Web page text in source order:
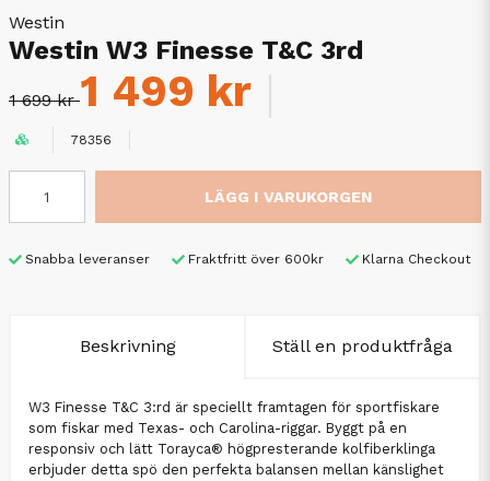
Westin
Westin W3 Finesse T&C 3rd
1 699 kr1 499 kr
78356
LÄGG I VARUKORGEN
Snabba leveranser Fraktfritt över 600kr Klarna Checkout
Beskrivning Ställ en produktfråga
W3 Finesse T&C 3:rd är speciellt framtagen för sportfiskare
som fiskar med Texas- och Carolina-riggar. Byggt på en
responsiv och lätt Torayca® högpresterande kolfiberklinga
erbjuder detta spö den perfekta balansen mellan känslighet